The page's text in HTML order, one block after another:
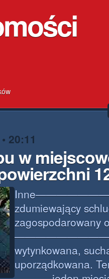
20:11
w
zdumiewający
zagospodarowany
—————————-
wytynkowana,
uporządkowana.